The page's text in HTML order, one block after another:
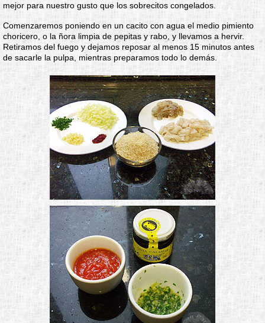
mejor para nuestro gusto que los sobrecitos congelados.
Comenzaremos poniendo en un cacito con agua el medio pimiento
choricero, o la ñora limpia de pepitas y rabo, y llevamos a hervir.
Retiramos del fuego y dejamos reposar al menos 15 minutos antes
de sacarle la pulpa, mientras preparamos todo lo demás.